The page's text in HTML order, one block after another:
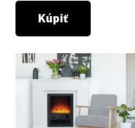
Kúpiť